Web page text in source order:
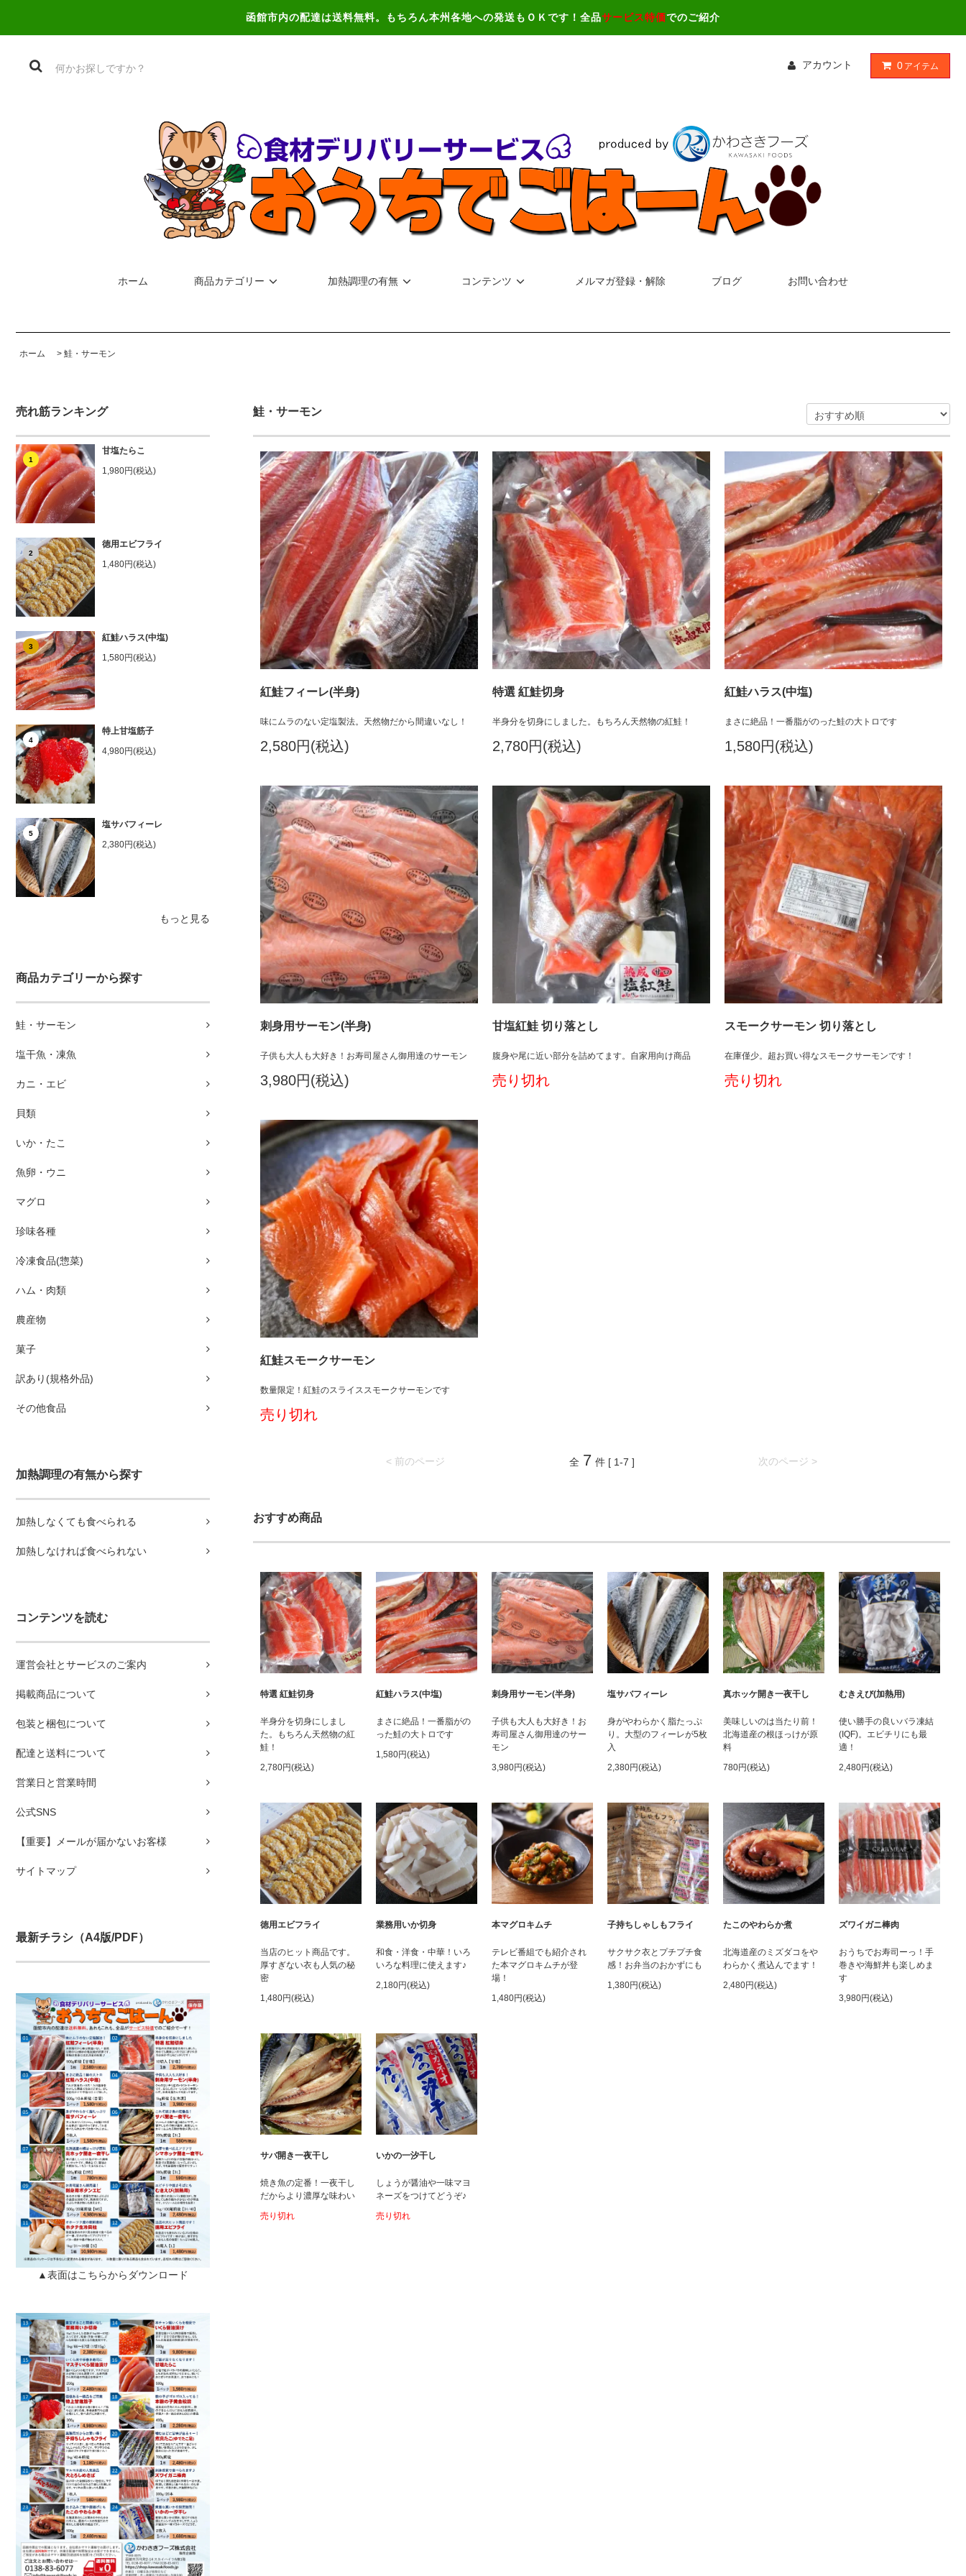
函館市内の配達は送料無料。もちろん本州各地への発送もＯＫです！全品サービス特価でのご紹介
アカウント 0 アイテム
ホーム 商品カテゴリー 加熱調理の有無 コンテンツ メルマガ登録・解除 ブログ お問い合わせ
ホーム > 鮭・サーモン
売れ筋ランキング
1
甘塩たらこ
1,980円(税込)
2
徳用エビフライ
1,480円(税込)
3
紅鮭ハラス(中塩)
1,580円(税込)
4
特上甘塩筋子
4,980円(税込)
5
塩サバフィーレ
2,380円(税込)
もっと見る
商品カテゴリーから探す
鮭・サーモン
塩干魚・凍魚
カニ・エビ
貝類
いか・たこ
魚卵・ウニ
マグロ
珍味各種
冷凍食品(惣菜)
ハム・肉類
農産物
菓子
訳あり(規格外品)
その他食品
加熱調理の有無から探す
加熱しなくても食べられる
加熱しなければ食べられない
コンテンツを読む
運営会社とサービスのご案内
掲載商品について
包装と梱包について
配達と送料について
営業日と営業時間
公式SNS
【重要】メールが届かないお客様
サイトマップ
最新チラシ（A4版/PDF）
▲表面はこちらからダウンロード
鮭・サーモン
紅鮭フィーレ(半身)
味にムラのない定塩製法。天然物だから間違いなし！
2,580円(税込)
特選 紅鮭切身
半身分を切身にしました。もちろん天然物の紅鮭！
2,780円(税込)
紅鮭ハラス(中塩)
まさに絶品！一番脂がのった鮭の大トロです
1,580円(税込)
刺身用サーモン(半身)
子供も大人も大好き！お寿司屋さん御用達のサーモン
3,980円(税込)
甘塩紅鮭 切り落とし
腹身や尾に近い部分を詰めてます。自家用向け商品
売り切れ
スモークサーモン 切り落とし
在庫僅少。超お買い得なスモークサーモンです！
売り切れ
紅鮭スモークサーモン
数量限定！紅鮭のスライススモークサーモンです
売り切れ
< 前のページ 次のページ >
全 7 件 [ 1-7 ]
おすすめ商品
特選 紅鮭切身
半身分を切身にしまし
た。もちろん天然物の紅
鮭！
2,780円(税込)
紅鮭ハラス(中塩)
まさに絶品！一番脂がの
った鮭の大トロです
1,580円(税込)
刺身用サーモン(半身)
子供も大人も大好き！お
寿司屋さん御用達のサー
モン
3,980円(税込)
塩サバフィーレ
身がやわらかく脂たっぷ
り。大型のフィーレが5枚
入
2,380円(税込)
真ホッケ開き一夜干し
美味しいのは当たり前！
北海道産の根ほっけが原
料
780円(税込)
むきえび(加熱用)
使い勝手の良いバラ凍結
(IQF)。エビチリにも最
適！
2,480円(税込)
徳用エビフライ
当店のヒット商品です。
厚すぎない衣も人気の秘
密
1,480円(税込)
業務用いか切身
和食・洋食・中華！いろ
いろな料理に使えます♪
2,180円(税込)
本マグロキムチ
テレビ番組でも紹介され
た本マグロキムチが登
場！
1,480円(税込)
子持ちしゃしもフライ
サクサク衣とプチプチ食
感！お弁当のおかずにも
1,380円(税込)
たこのやわらか煮
北海道産のミズダコをや
わらかく煮込んでます！
2,480円(税込)
ズワイガニ棒肉
おうちでお寿司ーっ！手
巻きや海鮮丼も楽しめま
す
3,980円(税込)
サバ開き一夜干し
焼き魚の定番！一夜干し
だからより濃厚な味わい
売り切れ
いかの一汐干し
しょうが醤油や一味マヨ
ネーズをつけてどうぞ♪
売り切れ